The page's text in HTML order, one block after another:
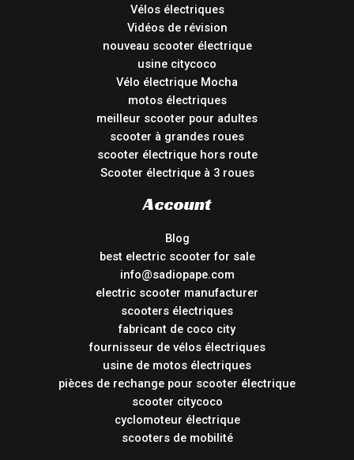
Vélos électriques
Vidéos de révision
nouveau scooter électrique
usine citycoco
Vélo électrique Mocha
motos électriques
meilleur scooter pour adultes
scooter à grandes roues
scooter électrique hors route
Scooter électrique à 3 roues
Account
Blog
best electric scooter for sale
info@sadiopape.com
electric scooter manufacturer
scooters électriques
fabricant de coco city
fournisseur de vélos électriques
usine de motos électriques
pièces de rechange pour scooter électrique
scooter citycoco
cyclomoteur électrique
scooters de mobilité